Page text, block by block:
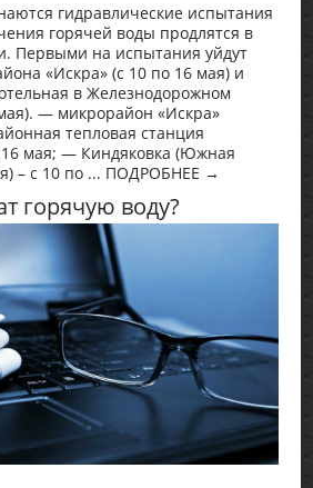
гидравлические испытания
горячей воды продлятся в
Первыми на испытания уйдут
«Искра» (с 10 по 16 мая) и
в Железнодорожном
— микрорайон «Искра»
тепловая станция
16 мая; — Киндяковка (Южная
– с 10 по ... ПОДРОБНЕЕ →
горячую воду?